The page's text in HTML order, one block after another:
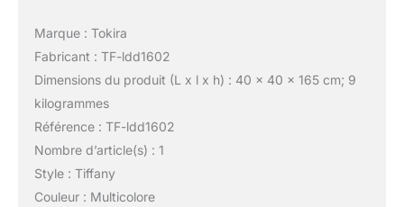
Marque : Tokira
Fabricant : TF-ldd1602
Dimensions du produit (L x l x h) : 40 x 40 x 165 cm; 9
kilogrammes
Référence : TF-ldd1602
Nombre d’article(s) : 1
Style : Tiffany
Couleur : Multicolore